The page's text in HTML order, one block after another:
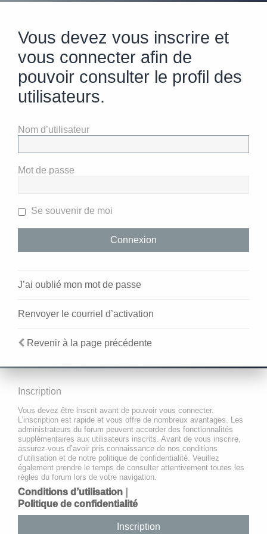
Vous devez vous inscrire et
vous connecter afin de
pouvoir consulter le profil des
utilisateurs.
Nom d’utilisateur
Mot de passe
Se souvenir de moi
J’ai oublié mon mot de passe
Renvoyer le courriel d’activation
Revenir à la page précédente
Inscription
Vous devez être inscrit avant de pouvoir vous connecter.
L’inscription est rapide et vous offre de nombreux avantages. Les
administrateurs du forum peuvent accorder des fonctionnalités
supplémentaires aux utilisateurs inscrits. Avant de vous inscrire,
assurez-vous d’avoir pris connaissance de nos conditions
d’utilisation et de notre politique de confidentialité. Veuillez
également prendre le temps de consulter attentivement toutes les
règles du forum lors de votre navigation.
Conditions d’utilisation
Politique de confidentialité
Inscription